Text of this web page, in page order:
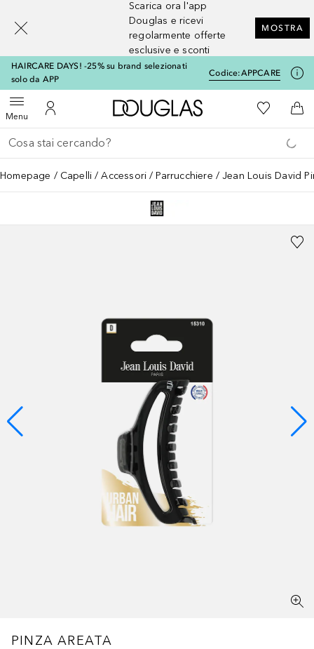
Scarica ora l'app
Douglas e ricevi
regolarmente offerte
esclusive e sconti
MOSTRA
HAIRCARE DAYS! -25% su brand selezionati
solo da APP
Codice:APPCARE
MenuApri menuAl Mio Account
A Douglas HomeAlla Mia
Al
Torna indietro
Esegui ricerca
Homepage Capelli Accessori Parrucchiere Jean Louis David
PINZA AREATA
[navigation.slideout.screenreader]